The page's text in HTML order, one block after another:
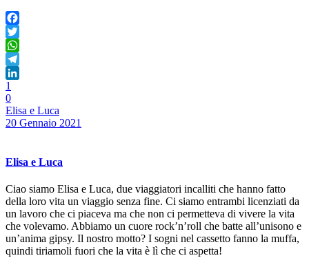
Facebook
Twitter
WhatsApp
Telegram
LinkedIn
1
0
Elisa e Luca
20 Gennaio 2021
Elisa e Luca
Ciao siamo Elisa e Luca, due viaggiatori incalliti che hanno fatto
della loro vita un viaggio senza fine. Ci siamo entrambi licenziati da
un lavoro che ci piaceva ma che non ci permetteva di vivere la vita
che volevamo. Abbiamo un cuore rock’n’roll che batte all’unisono e
un’anima gipsy. Il nostro motto? I sogni nel cassetto fanno la muffa,
quindi tiriamoli fuori che la vita è lì che ci aspetta!